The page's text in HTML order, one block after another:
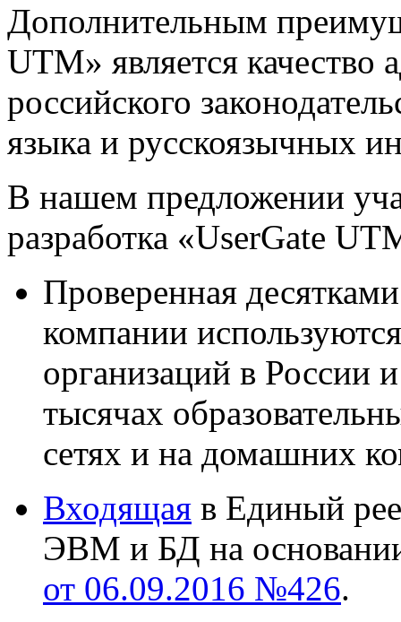
Дополнительным
UTM» является качество
российского
языка и русскоязычных
В нашем предложении
разработка «UserGate
Проверенная
компании
организаций в России
тысячах
сетях и на домашних
Входящая в Единый
ЭВМ и БД на
от 06.09.2016 №426.